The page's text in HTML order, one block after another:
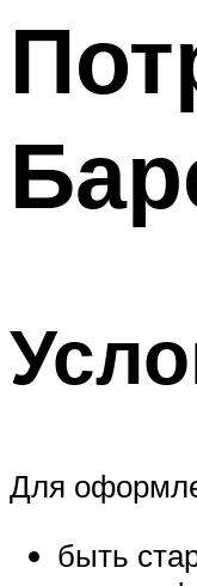
Для
быть